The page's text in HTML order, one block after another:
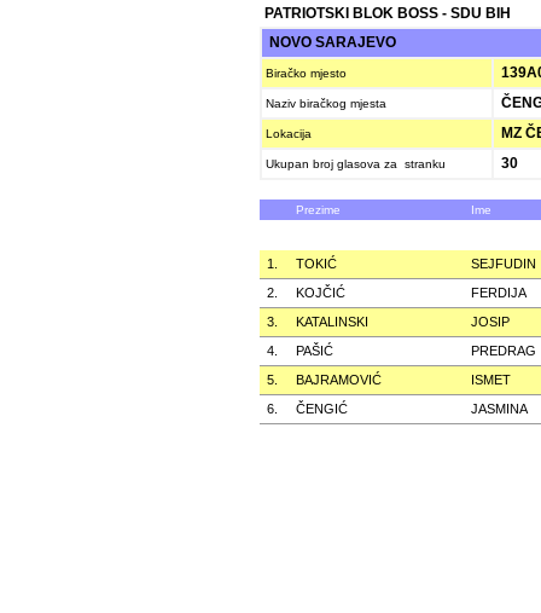
PATRIOTSKI BLOK BOSS - SDU BIH
NOVO SARAJEVO
Biračko mjesto
Naziv biračkog mjesta
Lokacija MZ
Ukupan broj glasova za stranku 30
Prezime Ime
1. TOKIĆ
SEJFUDIN
2.
KOJČIĆ
FERDIJA
3.
KATALINSKI
JOSIP
4.
PAŠIĆ
PREDRAG
5.
BAJRAMOVIĆ
ISMET
6.
ČENGIĆ JASMINA